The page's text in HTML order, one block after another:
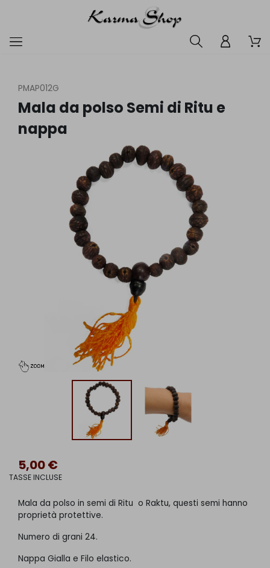
PMAP012G
Mala da polso Semi di Ritu e
nappa
5,00 €
TASSE INCLUSE
Mala da polso in semi di Ritu o Raktu, questi semi hanno
proprietà protettive.
Numero di grani 24.
Nappa Gialla e Filo elastico.